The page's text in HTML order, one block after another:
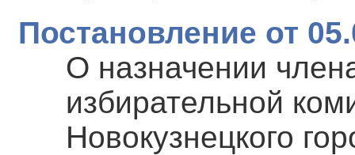
Постановление от
О назначении
избирательной
Новокузнецкого